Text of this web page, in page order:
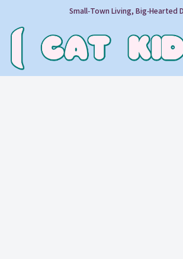
Small‑Town Living, Big‑Hearted